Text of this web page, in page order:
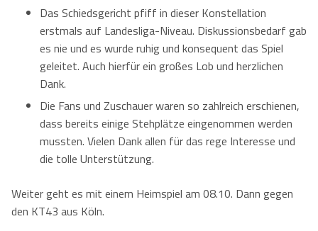
Das Schiedsgericht pfiff in dieser Konstellation
erstmals auf Landesliga-Niveau. Diskussionsbedarf gab
es nie und es wurde ruhig und konsequent das Spiel
geleitet. Auch hierfür ein großes Lob und herzlichen
Dank.
Die Fans und Zuschauer waren so zahlreich erschienen,
dass bereits einige Stehplätze eingenommen werden
mussten. Vielen Dank allen für das rege Interesse und
die tolle Unterstützung.
Weiter geht es mit einem Heimspiel am 08.10. Dann gegen
den KT43 aus Köln.